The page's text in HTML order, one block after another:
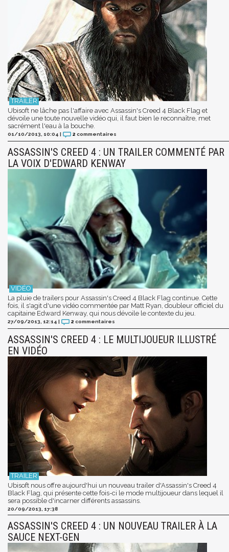
Ubisoft ne lâche pas l'affaire avec Assassin's Creed 4 Black Flag et
dévoile une toute nouvelle vidéo qui, il faut bien le reconnaître, met
sacrément l'eau à la bouche.
01/10/2013, 10:04 | 2 commentaires
ASSASSIN'S CREED 4 : UN TRAILER COMMENTÉ PAR
LA VOIX D'EDWARD KENWAY
La pluie de trailers pour Assassin's Creed 4 Black Flag continue. Cette
fois, il s'agit d'une vidéo commentée par Matt Ryan, doubleur officiel du
capitaine Edward Kenway, qui nous dévoile le contexte du jeu.
27/09/2013, 12:14 | 2 commentaires
ASSASSIN'S CREED 4 : LE MULTIJOUEUR ILLUSTRÉ
EN VIDÉO
Ubisoft nous offre aujourd'hui un nouveau trailer d'Assassin's Creed 4
Black Flag, qui présente cette fois-ci le mode multijoueur dans lequel il
sera possible d'incarner différents assassins.
20/09/2013, 17:38
ASSASSIN'S CREED 4 : UN NOUVEAU TRAILER À LA
SAUCE NEXT-GEN